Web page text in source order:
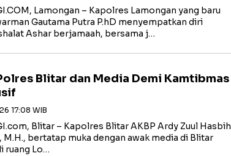
Lamongan – Kapolres Lamongan yang baru
Gautama Putra P.hD menyempatkan diri
Ashar berjamaah, bersama j…
Blitar dan Media Demi Kamtibmas
17:08 WIB
Blitar – Kapolres Blitar AKBP Ardy Zuul Hasbih
M.H., bertatap muka dengan awak media di Blitar
ruang Lo…